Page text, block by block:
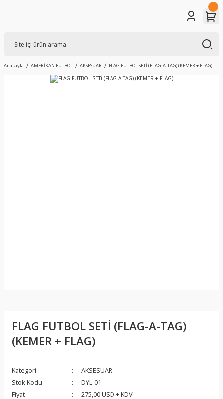
Anasayfa AMERİKAN FUTBOL AKSESUAR FLAG FUTBOL SETİ (FLAG-A-TAG) (KEMER + FLAG)
FLAG FUTBOL SETİ (FLAG-A-TAG)
(KEMER + FLAG)
Kategori
AKSESUAR
Stok Kodu
DYL-01
Fiyat
275,00 USD + KDV